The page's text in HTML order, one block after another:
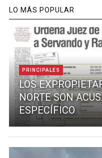
LO MÁS POPULAR
PRINCIPALES
LOS
NORTE SON
ESPECÍFICO